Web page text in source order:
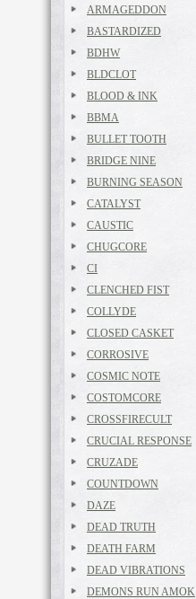
ARMAGEDDON
BASTARDIZED
BDHW
BLDCLOT
BLOOD & INK
BBMA
BULLET TOOTH
BRIDGE NINE
BURNING SEASON
CATALYST
CAUSTIC
CHUGCORE
CI
CLENCHED FIST
COLLYDE
CLOSED CASKET
CORROSIVE
COSMIC NOTE
COSTOMCORE
CROSSFIRECULT
CRUCIAL RESPONSE
CRUZADE
COUNTDOWN
DAZE
DEAD TRUTH
DEATH FARM
DEAD VIBRATIONS
DEMONS RUN AMOK